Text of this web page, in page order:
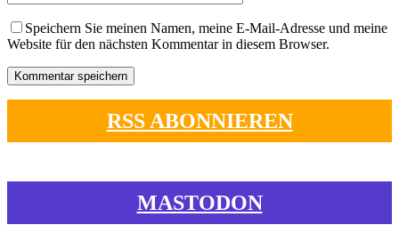
Speichern Sie meinen Namen, meine E-Mail-Adresse und meine
Website für den nächsten Kommentar in diesem Browser.
RSS ABONNIEREN
MASTODON